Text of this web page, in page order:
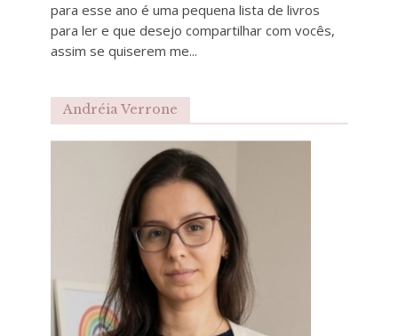
para esse ano é uma pequena lista de livros
para ler e que desejo compartilhar com vocês,
assim se quiserem me...
Andréia Verrone